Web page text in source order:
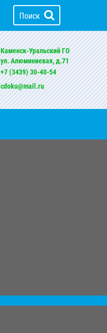
Поиск
Каменск-Уральский ГО
ул. Алюминиевая, д.71
+7 (3439) 30-40-54
cdoku@mail.ru